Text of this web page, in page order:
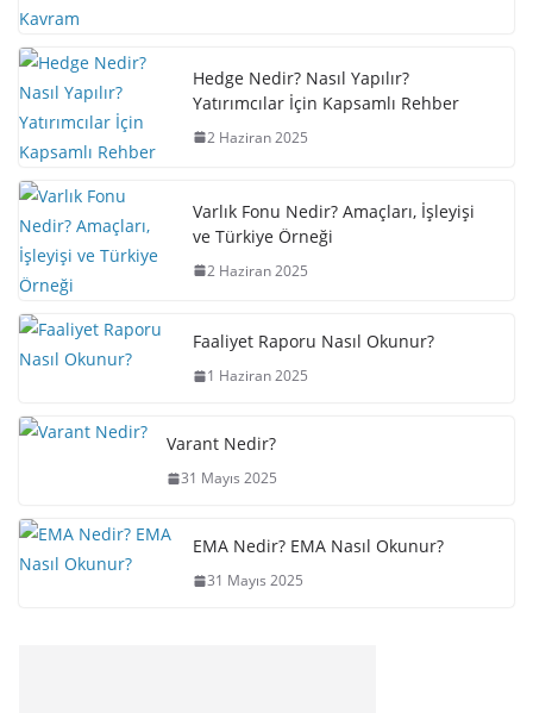
Hedge Nedir? Nasıl Yapılır?
Yatırımcılar İçin Kapsamlı Rehber
2 Haziran 2025
Varlık Fonu Nedir? Amaçları, İşleyişi
ve Türkiye Örneği
2 Haziran 2025
Faaliyet Raporu Nasıl Okunur?
1 Haziran 2025
Varant Nedir?
31 Mayıs 2025
EMA Nedir? EMA Nasıl Okunur?
31 Mayıs 2025